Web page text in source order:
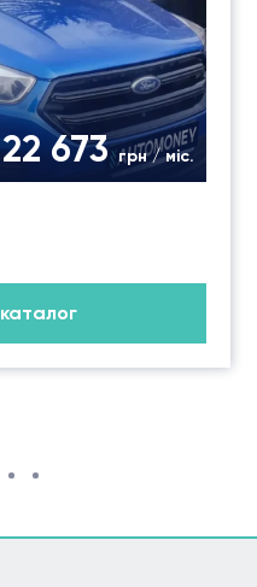
22 673грн / міс.